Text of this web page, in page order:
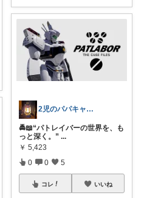
2児のパパキャンパー
🚔📖“パトレイバーの世界を、も
っと深く。” ...
￥ 5,423
0 0 5
コレ いいね